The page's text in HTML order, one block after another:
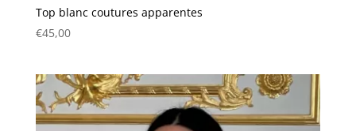
Top blanc coutures apparentes
€45,00